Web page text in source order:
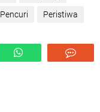
Pencuri Peristiwa